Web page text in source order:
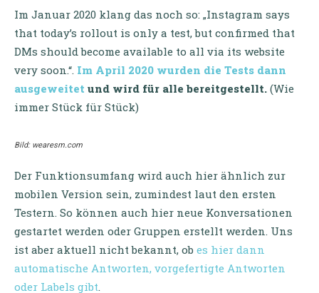
Im Januar 2020 klang das noch so: „Instagram says
that today’s rollout is only a test, but confirmed that
DMs should become available to all via its website
very soon.“. Im April 2020 wurden die Tests dann
ausgeweitet und wird für alle bereitgestellt. (Wie
immer Stück für Stück)
Bild: wearesm.com
Der Funktionsumfang wird auch hier ähnlich zur
mobilen Version sein, zumindest laut den ersten
Testern. So können auch hier neue Konversationen
gestartet werden oder Gruppen erstellt werden. Uns
ist aber aktuell nicht bekannt, ob es hier dann
automatische Antworten, vorgefertigte Antworten
oder Labels gibt.